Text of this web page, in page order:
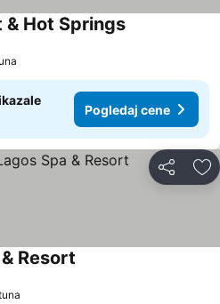
& Hot Springs
Pogledaj cene
Deli
Resort